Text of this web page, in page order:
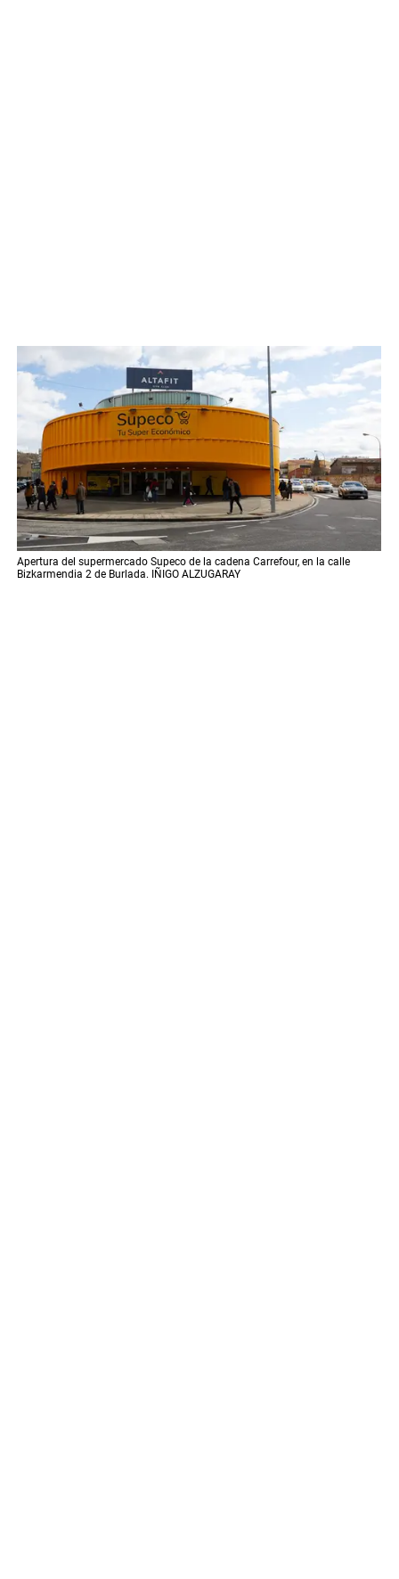
Apertura del supermercado Supeco de la cadena Carrefour, en la calle
Bizkarmendia 2 de Burlada. IÑIGO ALZUGARAY